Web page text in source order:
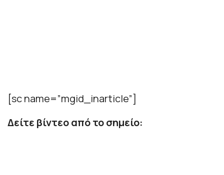
[sc name=”mgid_inarticle”]
Δείτε βίντεο από το σημείο: